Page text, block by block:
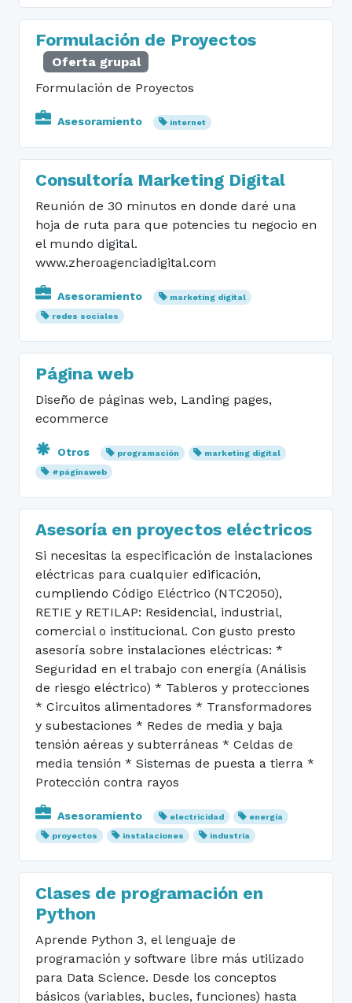
Formulación de Proyectos
Oferta grupal
Formulación de Proyectos
Asesoramiento internet
Consultoría Marketing Digital
Reunión de 30 minutos en donde daré una
hoja de ruta para que potencies tu negocio en
el mundo digital.
www.zheroagenciadigital.com
Asesoramiento
marketing digital
redes sociales
Página web
Diseño de páginas web, Landing pages,
ecommerce
Otros programación
marketing digital
#páginaweb
Asesoría en proyectos eléctricos
Si necesitas la especificación de instalaciones
eléctricas para cualquier edificación,
cumpliendo Código Eléctrico (NTC2050),
RETIE y RETILAP: Residencial, industrial,
comercial o institucional. Con gusto presto
asesoría sobre instalaciones eléctricas: *
Seguridad en el trabajo con energía (Análisis
de riesgo eléctrico) * Tableros y protecciones
* Circuitos alimentadores * Transformadores
y subestaciones * Redes de media y baja
tensión aéreas y subterráneas * Celdas de
media tensión * Sistemas de puesta a tierra *
Protección contra rayos
Asesoramiento electricidad
energía
proyectos
instalaciones industria
Clases de programación en
Python
Aprende Python 3, el lenguaje de
programación y software libre más utilizado
para Data Science. Desde los conceptos
básicos (variables, bucles, funciones) hasta